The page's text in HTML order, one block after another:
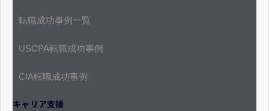
転職成功事例一覧
USCPA転職成功事例
CIA転職成功事例
キャリア支援